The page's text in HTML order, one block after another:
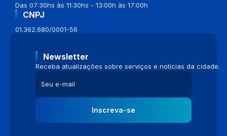
Das 07:30hs às 11:30hs - 13:00h às 17:00h
CNPJ
01.362.680/0001-56
Newsletter
Receba atualizações sobre serviços e notícias da cidade.
Inscreva-se